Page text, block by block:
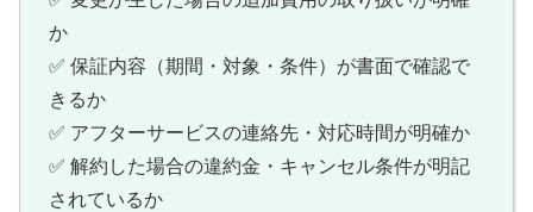
か
✅ 保証内容（期間・対象・条件）が書面で確認で
きるか
✅ アフターサービスの連絡先・対応時間が明確か
✅ 解約した場合の違約金・キャンセル条件が明記
されているか